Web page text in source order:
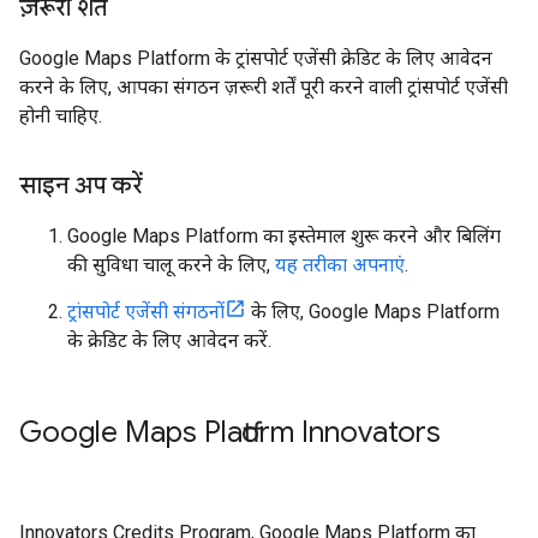
ज़रूरी शर्तें
Google Maps Platform के ट्रांसपोर्ट एजेंसी क्रेडिट के लिए आवेदन
करने के लिए, आपका संगठन ज़रूरी शर्तें पूरी करने वाली ट्रांसपोर्ट एजेंसी
होनी चाहिए.
साइन अप करें
Google Maps Platform का इस्तेमाल शुरू करने और बिलिंग
की सुविधा चालू करने के लिए, यह तरीका अपनाएं.
ट्रांसपोर्ट एजेंसी संगठनों
के लिए, Google Maps Platform
के क्रेडिट के लिए आवेदन करें.
Google Maps Platform Innovators
Innovators Credits Program, Google Maps Platform का